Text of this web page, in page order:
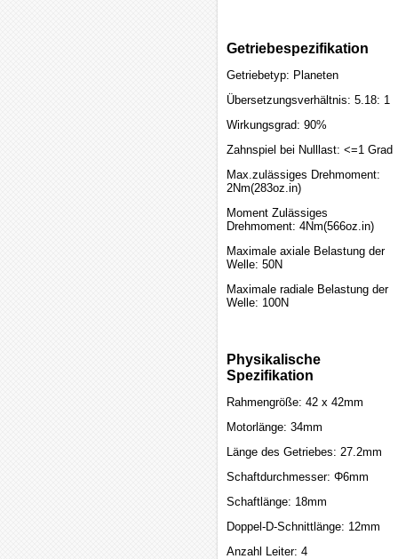
Getriebespezifikation
Getriebetyp: Planeten
Übersetzungsverhältnis: 5.18: 1
Wirkungsgrad: 90%
Zahnspiel bei Nulllast: <=1 Grad
Max.zulässiges Drehmoment:
2Nm(283oz.in)
Moment Zulässiges
Drehmoment: 4Nm(566oz.in)
Maximale axiale Belastung der
Welle: 50N
Maximale radiale Belastung der
Welle: 100N
Physikalische
Spezifikation
Rahmengröße: 42 x 42mm
Motorlänge: 34mm
Länge des Getriebes: 27.2mm
Schaftdurchmesser: Φ6mm
Schaftlänge: 18mm
Doppel-D-Schnittlänge: 12mm
Anzahl Leiter: 4